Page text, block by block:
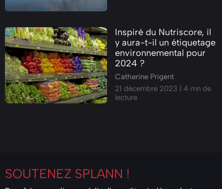
SANTÉ PUBLIQUE
INDUSTRIE
AGROALIMENTAIRE
Inspiré du Nutriscore, il
y aura-t-il un étiquetage
environnemental pour
2024 ?
Catherine Prigent
21 décembre 2023 | 4 mn de
lecture
SOUTENEZ SPLANN !